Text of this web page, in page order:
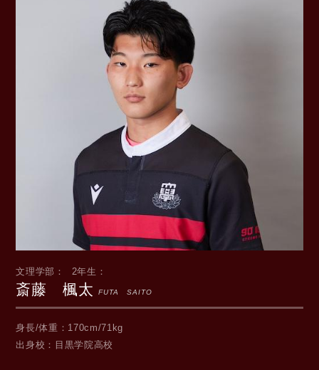
文理学部 2年生
斎藤 楓太 FUTA SAITO
身長/体重
170cm/71kg
出身校
目黒学院高校